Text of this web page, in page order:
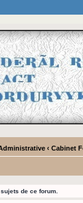
‹ Cabinet
de ce forum.